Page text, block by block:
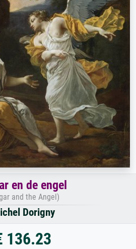
en de engel
and the Angel)
Dorigny
136.23